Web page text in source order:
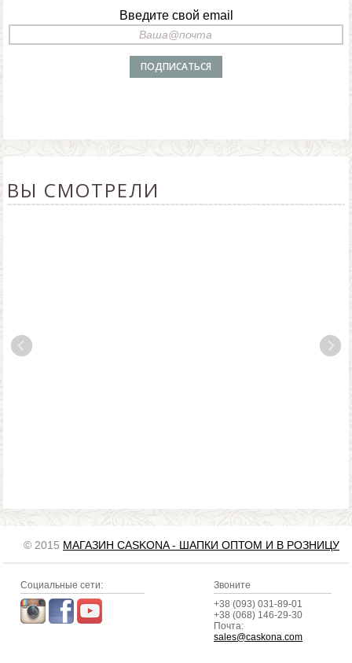
Введите свой email
ВЫ СМОТРЕЛИ
© 2015 МАГАЗИН CASKONA - ШАПКИ ОПТОМ И В РОЗНИЦУ
Социальные сети:
Звоните
+38 (093) 031-89-01
+38 (068) 146-29-30
Почта:
sales@caskona.com